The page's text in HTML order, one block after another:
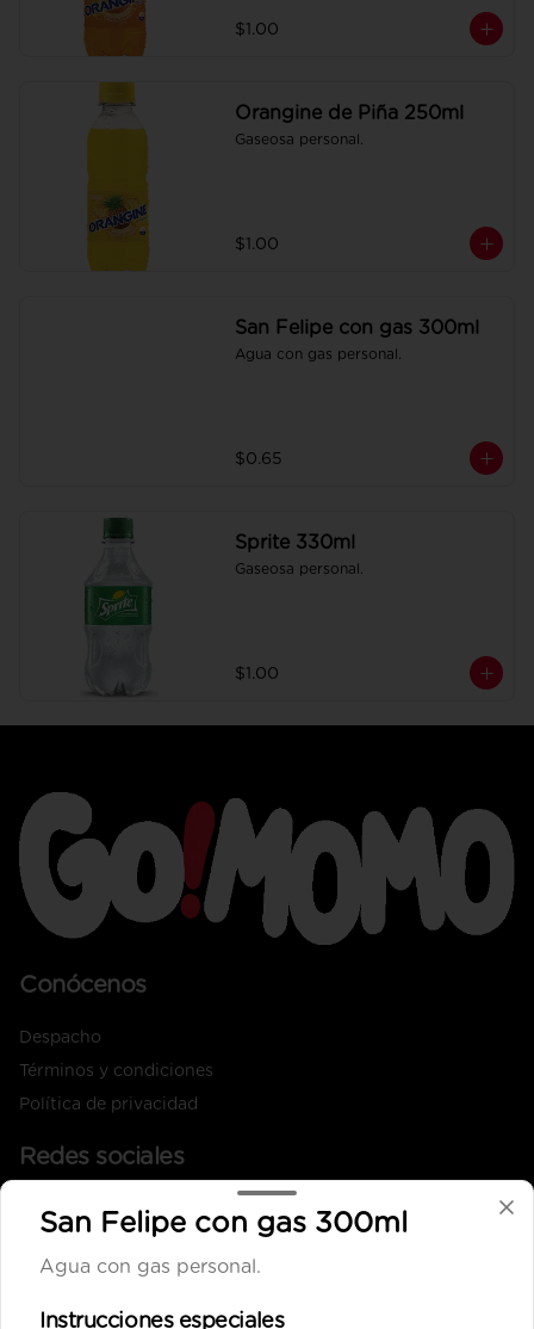
$1.00
Orangine de Piña 250ml
Gaseosa personal.
$1.00
San Felipe con gas 300ml
Agua con gas personal.
$0.65
Sprite 330ml
Gaseosa personal.
$1.00
Conócenos
Despacho
Términos y condiciones
Política de privacidad
Redes sociales
Instagram
San Felipe con gas 300ml
Agua con gas personal.
Instrucciones especiales